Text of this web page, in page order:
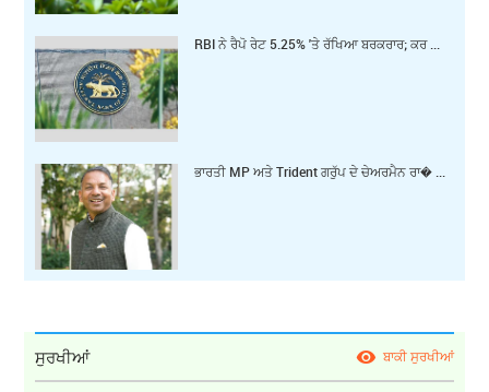
RBI ਨੇ ਰੈਪੋ ਰੇਟ 5.25% 'ਤੇ ਰੱਖਿਆ ਬਰਕਰਾਰ; ਕਰ ...
ਭਾਰਤੀ MP ਅਤੇ Trident ਗਰੁੱਪ ਦੇ ਚੇਅਰਮੈਨ ਰਾ� ...
ਸੁਰਖੀਆਂ ਬਾਕੀ ਸੁਰਖੀਆਂ